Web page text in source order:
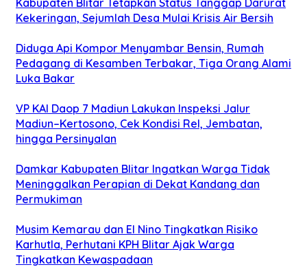
Kekeringan, Sejumlah Desa Mulai Krisis Air Bersih
Diduga Api Kompor Menyambar Bensin, Rumah
Pedagang di Kesamben Terbakar, Tiga Orang Alami
Luka Bakar
VP KAI Daop 7 Madiun Lakukan Inspeksi Jalur
Madiun–Kertosono, Cek Kondisi Rel, Jembatan,
hingga Persinyalan
Damkar Kabupaten Blitar Ingatkan Warga Tidak
Meninggalkan Perapian di Dekat Kandang dan
Permukiman
Musim Kemarau dan El Nino Tingkatkan Risiko
Karhutla, Perhutani KPH Blitar Ajak Warga
Tingkatkan Kewaspadaan